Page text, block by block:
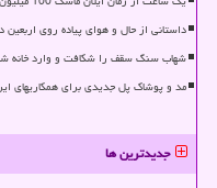
داستانی از حال و هوای پیاده روی اربعین
شهاب سنگ سقف را شکافت و وارد خانه
مد و پوشاک پل جدیدی برای همکاریهای
جدیدترین ها